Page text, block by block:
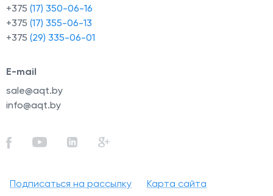
+375 (17) 350-06-16
+375 (17) 355-06-13
+375 (29) 335-06-01
E-mail
sale@aqt.by
info@aqt.by
Подписаться на рассылку Карта сайта